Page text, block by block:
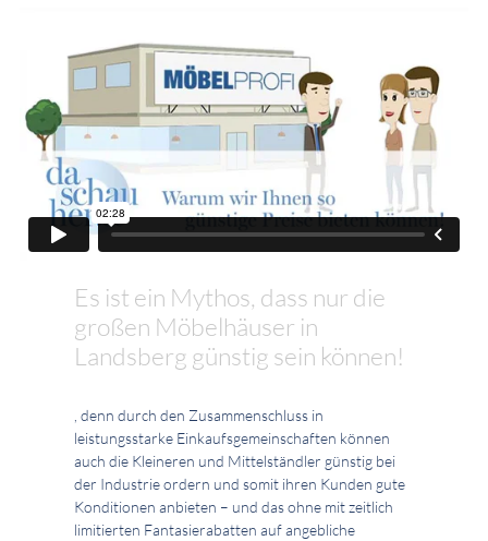
Es ist ein Mythos, dass nur die
großen Möbelhäuser in
Landsberg günstig sein können!
, denn durch den Zusammenschluss in
leistungsstarke Einkaufsgemeinschaften können
auch die Kleineren und Mittelständler günstig bei
der Industrie ordern und somit ihren Kunden gute
Konditionen anbieten – und das ohne mit zeitlich
limitierten Fantasierabatten auf angebliche